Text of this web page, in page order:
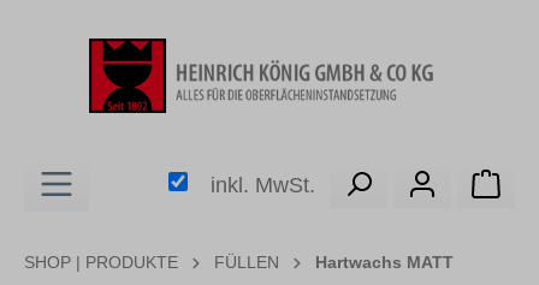
inkl. MwSt.
SHOP | PRODUKTE FÜLLEN Hartwachs MATT